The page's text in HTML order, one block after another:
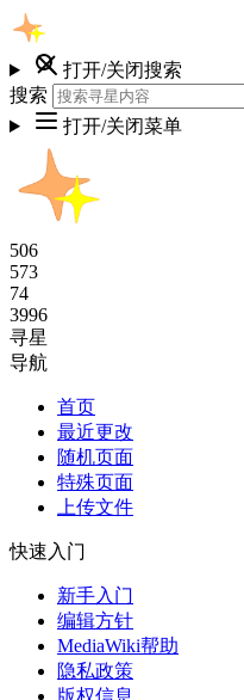
打开/关闭搜索
搜索
打开/关闭菜单
506
573
74
3996
寻星
导航
首页
最近更改
随机页面
特殊页面
上传文件
快速入门
新手入门
编辑方针
MediaWiki帮助
隐私政策
版权信息